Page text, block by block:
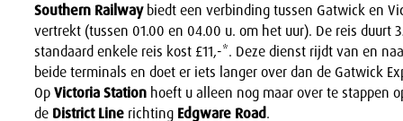
Southern Railwaybiedt een verbinding tussen Gatwick en
vertrekt (tussen 01.00 en 04.00 u. om het uur). De reis duurt
standaard enkele reis kost £11,-*. Deze dienst rijdt van en
beide terminals en doet er iets langer over dan de Gatwick
OpVictoria Stationhoeft u alleen nog maar over te stappen
de District Linerichting Edgware Road.